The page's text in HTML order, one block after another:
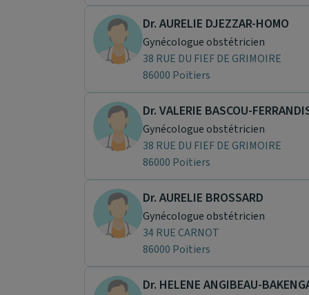
Dr. AURELIE DJEZZAR-HOMO
Gynécologue obstétricien
38 RUE DU FIEF DE GRIMOIRE
86000 Poitiers
Dr. VALERIE BASCOU-
Gynécologue obstétricien
38 RUE DU FIEF DE GRIMOIRE
86000 Poitiers
Dr. AURELIE BROSSARD
Gynécologue obstétricien
34 RUE CARNOT
86000 Poitiers
Dr. HELENE ANGIBEAU-